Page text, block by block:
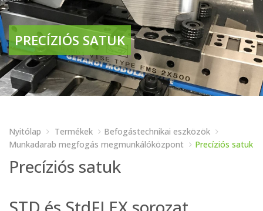
PRECÍZIÓS SATUK
Nyitólap Termékek
Befogástechnikai eszközök
Munkadarab megfogás megmunkálóközpont
Precíziós satuk
Precíziós satuk